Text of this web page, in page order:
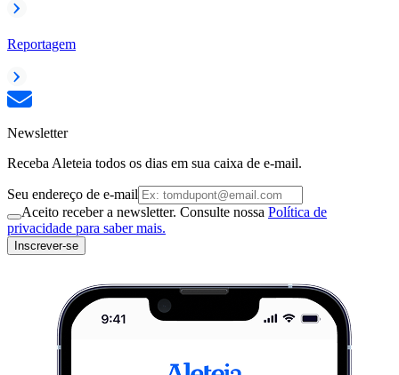
Reportagem
Newsletter
Receba Aleteia todos os dias em sua caixa de e-mail.
Seu endereço de e-mail
Aceito receber a newsletter. Consulte nossa Política de
privacidade para saber mais.
Inscrever-se